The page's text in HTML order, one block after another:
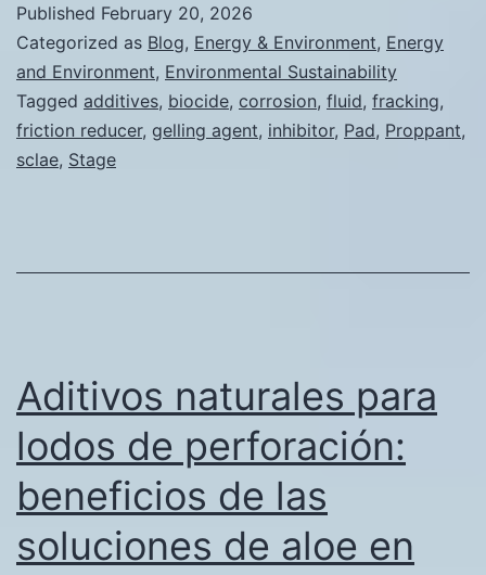
in
the
Pad
and
Published February 20, 2026
Categorized as Blog, Energy & Environment, Energy
and Environment, Environmental Sustainability
Tagged additives, biocide, corrosion, fluid, fracking,
friction reducer, gelling agent, inhibitor, Pad, Proppant,
sclae, Stage
Aditivos naturales para
lodos de perforación:
beneficios de las
soluciones de aloe en